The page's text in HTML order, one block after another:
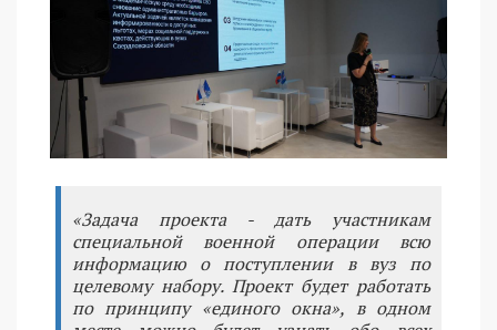
«Задача проекта - дать участникам
специальной военной операции всю
информацию о поступлении в вуз по
целевому набору. Проект будет работать
по принципу «единого окна», в одном